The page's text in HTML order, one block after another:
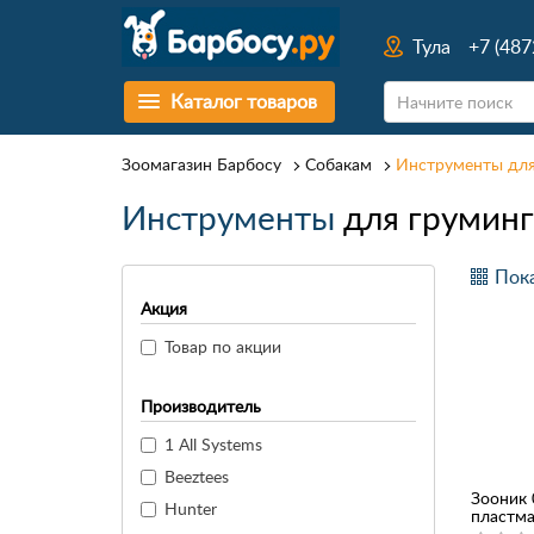
Тула +7
Каталог товаров
Зоомагазин Барбосу Собакам Инструменты
Инструменты для
Акция
Товар по акции
Производитель
1 All Systems
Beeztees
Hunter
Зооник